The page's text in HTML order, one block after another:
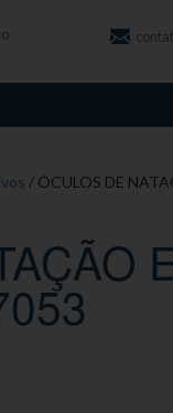
/ ÓCULOS DE